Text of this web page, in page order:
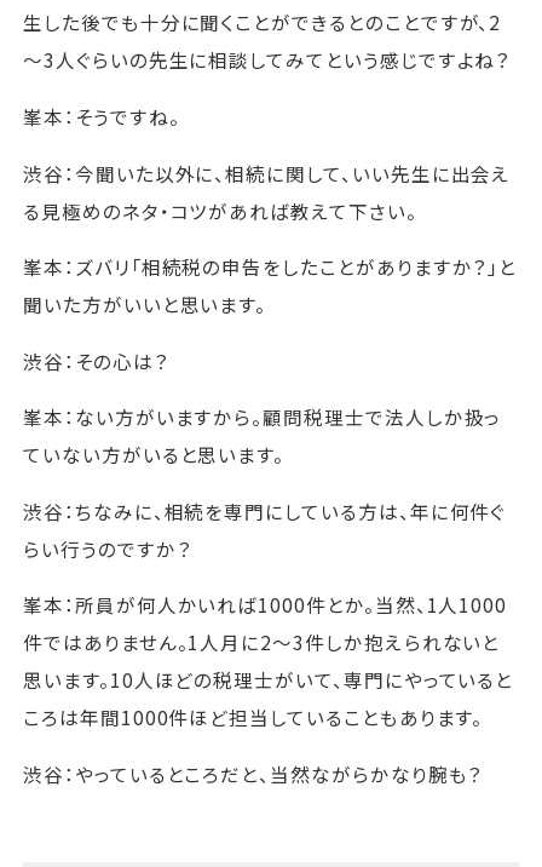
生した後でも十分に聞くことができるとのことですが、2
～3人ぐらいの先生に相談してみてという感じですよね？
峯本：そうですね。
渋谷：今聞いた以外に、相続に関して、いい先生に出会え
る見極めのネタ・コツがあれば教えて下さい。
峯本：ズバリ「相続税の申告をしたことがありますか？」と
聞いた方がいいと思います。
渋谷：その心は？
峯本：ない方がいますから。顧問税理士で法人しか扱っ
ていない方がいると思います。
渋谷：ちなみに、相続を専門にしている方は、年に何件ぐ
らい行うのですか？
峯本：所員が何人かいれば1000件とか。当然、1人1000
件ではありません。1人月に2～3件しか抱えられないと
思います。10人ほどの税理士がいて、専門にやっていると
ころは年間1000件ほど担当していることもあります。
渋谷：やっているところだと、当然ながらかなり腕も？